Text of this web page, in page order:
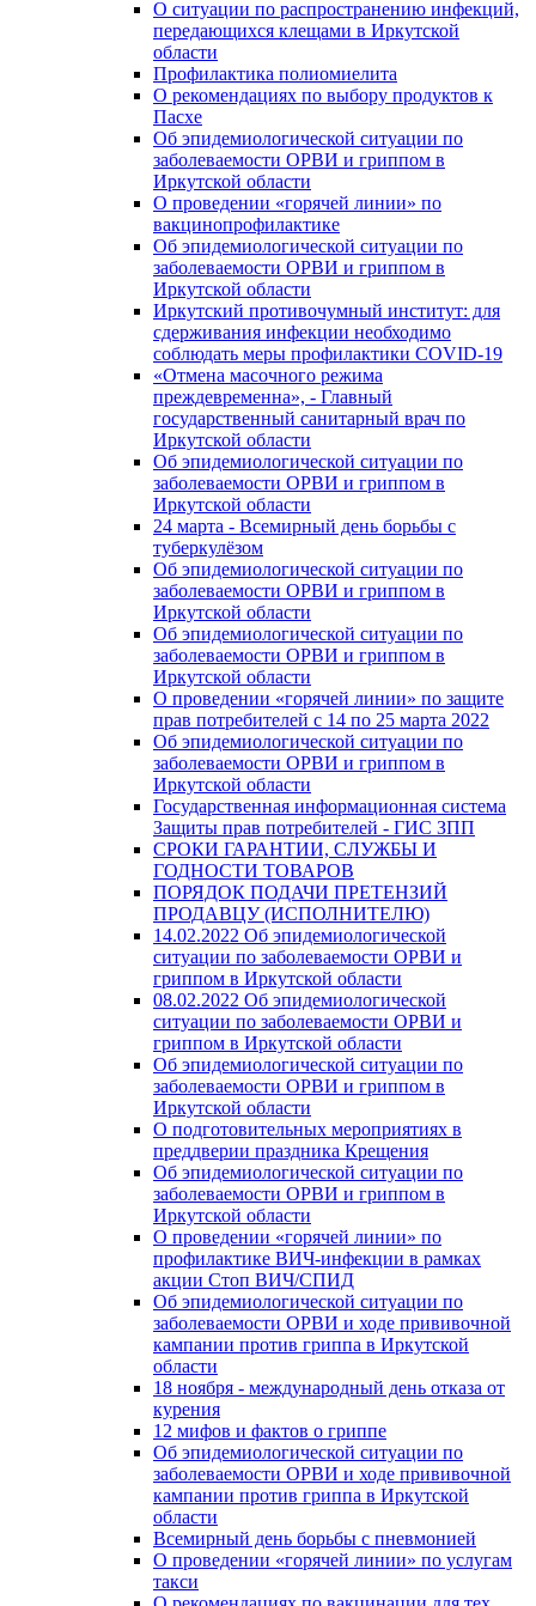
О ситуации по распространению инфекций,
передающихся клещами в Иркутской
области
Профилактика полиомиелита
О рекомендациях по выбору продуктов к
Пасхе
Об эпидемиологической ситуации по
заболеваемости ОРВИ и гриппом в
Иркутской области
О проведении «горячей линии» по
вакцинопрофилактике
Об эпидемиологической ситуации по
заболеваемости ОРВИ и гриппом в
Иркутской области
Иркутский противочумный институт: для
сдерживания инфекции необходимо
соблюдать меры профилактики COVID-19
«Отмена масочного режима
преждевременна», - Главный
государственный санитарный врач по
Иркутской области
Об эпидемиологической ситуации по
заболеваемости ОРВИ и гриппом в
Иркутской области
24 марта - Всемирный день борьбы с
туберкулёзом
Об эпидемиологической ситуации по
заболеваемости ОРВИ и гриппом в
Иркутской области
Об эпидемиологической ситуации по
заболеваемости ОРВИ и гриппом в
Иркутской области
О проведении «горячей линии» по защите
прав потребителей c 14 по 25 марта 2022
Об эпидемиологической ситуации по
заболеваемости ОРВИ и гриппом в
Иркутской области
Государственная информационная система
Защиты прав потребителей - ГИС ЗПП
СРОКИ ГАРАНТИИ, СЛУЖБЫ И
ГОДНОСТИ ТОВАРОВ
ПОРЯДОК ПОДАЧИ ПРЕТЕНЗИЙ
ПРОДАВЦУ (ИСПОЛНИТЕЛЮ)
14.02.2022 Об эпидемиологической
ситуации по заболеваемости ОРВИ и
гриппом в Иркутской области
08.02.2022 Об эпидемиологической
ситуации по заболеваемости ОРВИ и
гриппом в Иркутской области
Об эпидемиологической ситуации по
заболеваемости ОРВИ и гриппом в
Иркутской области
О подготовительных мероприятиях в
преддверии праздника Крещения
Об эпидемиологической ситуации по
заболеваемости ОРВИ и гриппом в
Иркутской области
О проведении «горячей линии» по
профилактике ВИЧ-инфекции в рамках
акции Стоп ВИЧ/СПИД
Об эпидемиологической ситуации по
заболеваемости ОРВИ и ходе прививочной
кампании против гриппа в Иркутской
области
18 ноября - международный день отказа от
курения
12 мифов и фактов о гриппе
Об эпидемиологической ситуации по
заболеваемости ОРВИ и ходе прививочной
кампании против гриппа в Иркутской
области
Всемирный день борьбы с пневмонией
О проведении «горячей линии» по услугам
такси